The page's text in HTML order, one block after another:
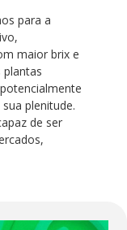
para a
maior brix e
plenitude.
de ser